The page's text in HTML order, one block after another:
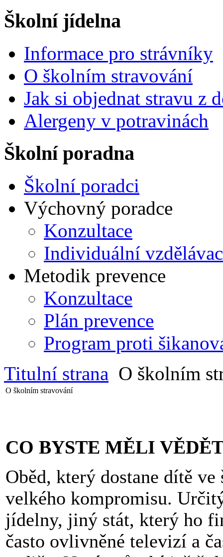
Školní jídelna
Informace pro strávníky
O školním stravování
Jak si objednat stravu z
Alergeny v potravinách
Školní poradna
Školní poradci
Výchovný poradce
Konzultace
Individuální
Metodik prevence
Konzultace
Plán prevence
Program proti
Titulní strana O školním
O školním stravování
CO BYSTE MĚLI
Oběd, který dostane dítě
velkého kompromisu.
jídelny, jiný stát, který ho
často ovlivněné televizí a